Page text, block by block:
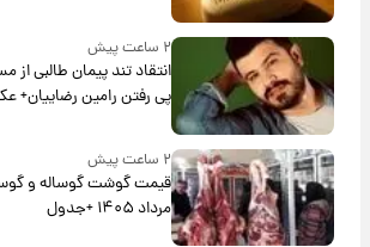
۲ ساعت پیش
انتقاد تند پیمان طالبی از
پی رفتن رامین رضاییان+
۲ ساعت پیش
مرداد ۱۴۰۵ +جدول